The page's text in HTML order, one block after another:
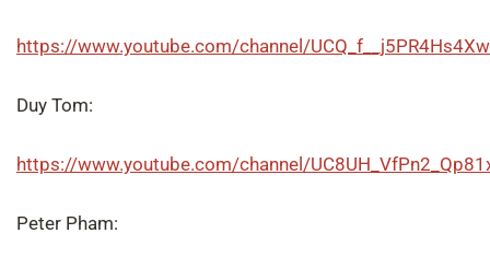
https://www.youtube.com/channel/
Duy Tom:
https://www.youtube.com/channel/
Peter Pham: